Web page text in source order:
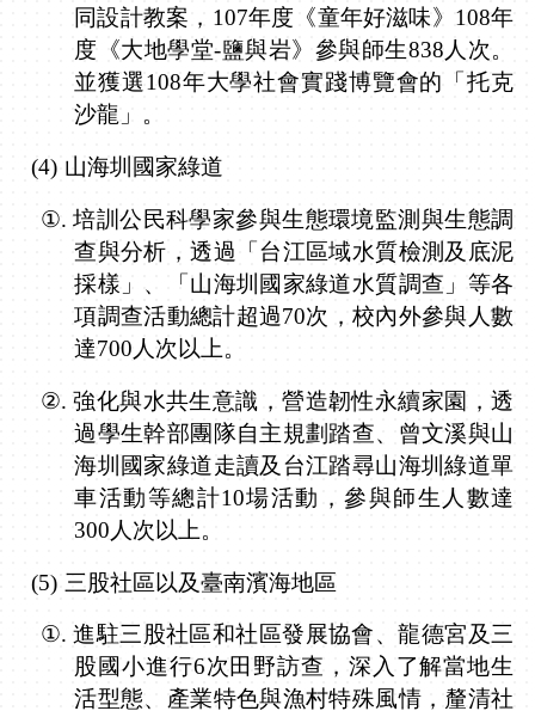
同設計教案， 107年度《童年好滋味》 108年
度《大地學堂-鹽與岩》參與師生838人次。
並獲選108年大學社會實踐博覽會的「托克
沙龍」。
(4) 山海圳國家綠道
①. 培訓公民科學家參與生態環境監測與生態調
查與分析，透過「台江區域水質檢測及底泥
採樣」、「山海圳國家綠道水質調查」等各
項調查活動總計超過70次，校內外參與人數
達700 人次以上。
②. 強化與水共生意識，營造韌性永續家園，透
過學生幹部團隊自主規劃踏查、曾文溪與山
海圳國家綠道走讀及台江踏尋山海圳綠道單
車活動等總計10場活動，參與師生人數達
300 人次以上。
(5) 三股社區以及臺南濱海地區
①. 進駐三股社區和社區發展協會、龍德宮及三
股國小進行6次田野訪查，深入了解當地生
活型態、產業特色與漁村特殊風情，釐清社